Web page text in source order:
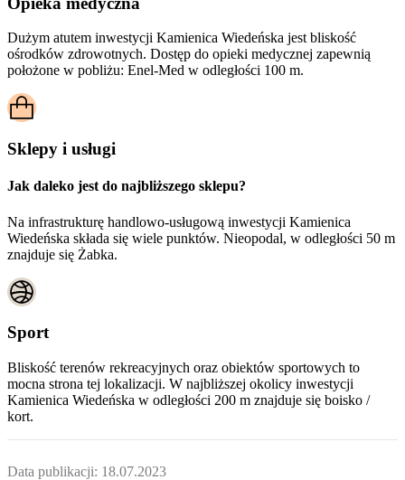
Dużym atutem inwestycji Kamienica Wiedeńska jest bliskość
ośrodków zdrowotnych. Dostęp do opieki medycznej zapewnią
położone w pobliżu: Enel-Med w odległości 100 m.
Sklepy i usługi
Jak daleko jest do najbliższego sklepu?
Na infrastrukturę handlowo-usługową inwestycji Kamienica
Wiedeńska składa się wiele punktów. Nieopodal, w odległości 50 m
znajduje się Żabka.
Sport
Bliskość terenów rekreacyjnych oraz obiektów sportowych to
mocna strona tej lokalizacji. W najbliższej okolicy inwestycji
Kamienica Wiedeńska w odległości 200 m znajduje się boisko /
kort.
Data publikacji: 18.07.2023